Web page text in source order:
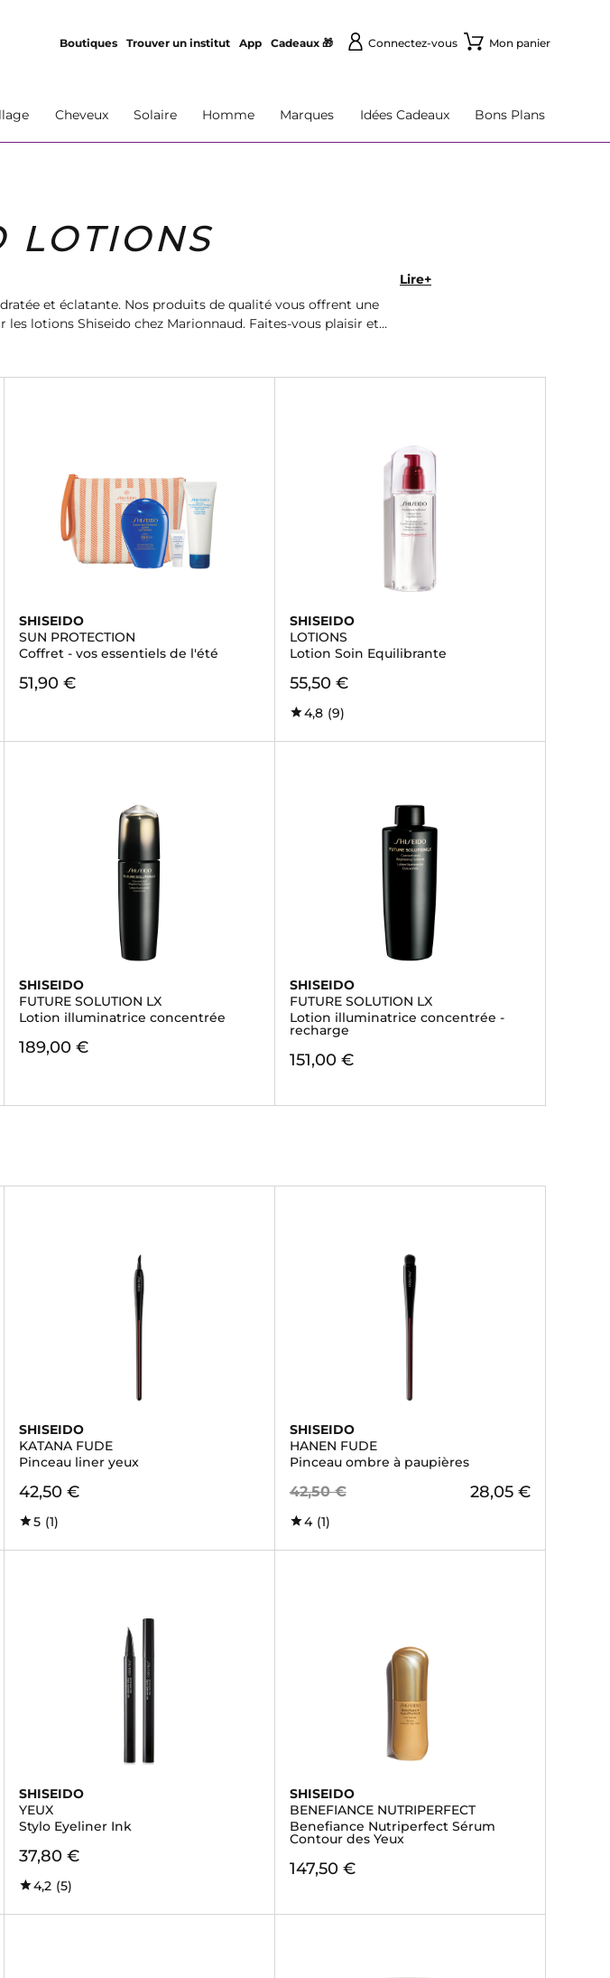
Boutiques Trouver un institut App Cadeaux 🎁 Connectez-vous Mon panier
Cheveux Solaire Homme Marques Idées Cadeaux Bons Plans
LOTIONS
et éclatante. Nos produits de qualité vous offrent une
lotions Shiseido chez Marionnaud. Faites-vous plaisir et
Lire+
SHISEIDO
SUN PROTECTION
Coffret - vos essentiels de l'été
51,90 €
SHISEIDO
LOTIONS
Lotion Soin Equilibrante
55,50 €
4,8 (9)
SHISEIDO
FUTURE SOLUTION LX
Lotion illuminatrice concentrée
189,00 €
SHISEIDO
FUTURE SOLUTION LX
Lotion illuminatrice concentrée -
recharge
151,00 €
SHISEIDO
KATANA FUDE
Pinceau liner yeux
42,50 €
5 (1)
SHISEIDO
HANEN FUDE
Pinceau ombre à paupières
42,50 € 28,05 €
4 (1)
SHISEIDO
YEUX
Stylo Eyeliner Ink
37,80 €
4,2 (5)
SHISEIDO
BENEFIANCE NUTRIPERFECT
Benefiance Nutriperfect Sérum
Contour des Yeux
147,50 €